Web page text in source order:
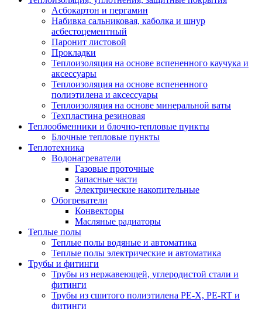
Асбокартон и пергамин
Набивка сальниковая, каболка и шнур
асбестоцементный
Паронит листовой
Прокладки
Теплоизоляция на основе вспененного каучука и
аксессуары
Теплоизоляция на основе вспененного
полиэтилена и аксессуары
Теплоизоляция на основе минеральной ваты
Техпластина резиновая
Теплообменники и блочно-тепловые пункты
Блочные тепловые пункты
Теплотехника
Водонагреватели
Газовые проточные
Запасные части
Электрические накопительные
Обогреватели
Конвекторы
Масляные радиаторы
Теплые полы
Теплые полы водяные и автоматика
Теплые полы электрические и автоматика
Трубы и фитинги
Трубы из нержавеющей, углеродистой стали и
фитинги
Трубы из сшитого полиэтилена PE-X, PE-RT и
фитинги